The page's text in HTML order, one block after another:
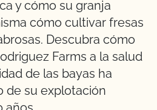
y cómo su granja
cómo cultivar fresas
Descubra cómo
Farms a la salud
de las bayas ha
de su explotación